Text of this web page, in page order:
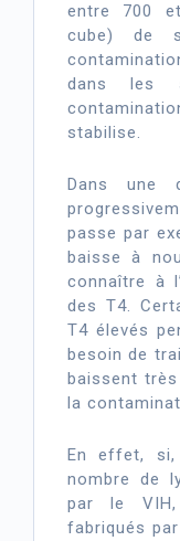
entre 700
cube) de
dans les
stabilise.
Dans une
passe par
baisse à
connaître à
des T4.
T4 élevés
besoin de
baissent
la
En effet, si,
nombre de
par le
fabriqués